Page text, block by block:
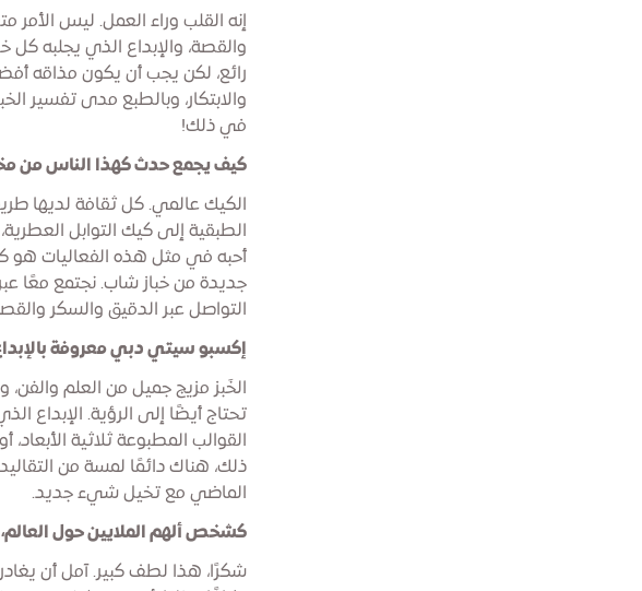
إنه القلب وراء العمل. ليس الأمر
والقصة، والإبداع الذي يجلبه
رائع، لكن يجب أن يكون مذاقه
والابتكار، وبالطبع مدى تفسير
في ذلك!
كيف يجمع حدث كهذا الناس من
الكيك عالمي. كل ثقافة لديها
الطبقية إلى كيك التوابل
أحبه في مثل هذه الفعاليات هو
جديدة من خباز شاب. نجتمع معًا
التواصل عبر الدقيق والسكر
إكسبو سيتي دبي معروفة
الخَبز مزيج جميل من العلم والفن،
تحتاج أيضًا إلى الرؤية. الإبداع
القوالب المطبوعة ثلاثية
ذلك، هناك دائمًا لمسة من
الماضي مع تخيل شيء جديد.
كشخص ألهم الملايين حول العالم،
شكرًا، هذا لطف كبير. آمل أن يغادر